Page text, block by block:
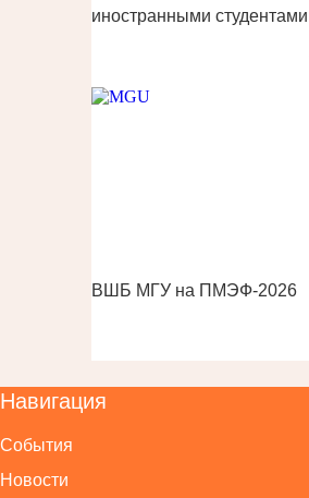
иностранными студентами
ВШБ МГУ на ПМЭФ-2026
Навигация
События
Новости